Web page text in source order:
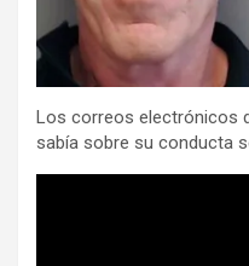
Los correos electrónicos
sabía sobre su conducta